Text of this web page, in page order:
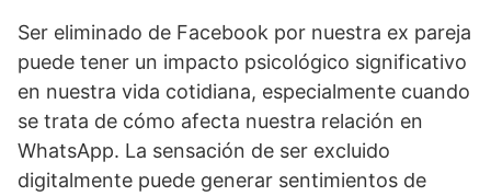
Ser eliminado de Facebook por nuestra ex pareja
puede tener un impacto psicológico significativo
en nuestra vida cotidiana, especialmente cuando
se trata de cómo afecta nuestra relación en
WhatsApp. La sensación de ser excluido
digitalmente puede generar sentimientos de